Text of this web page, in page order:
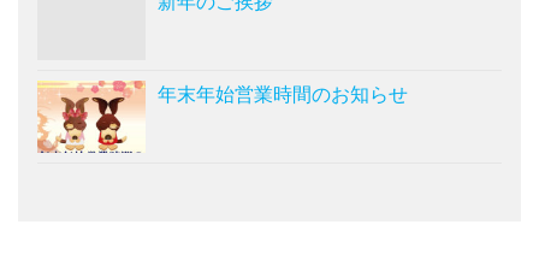
年末年始営業時間のお知らせ